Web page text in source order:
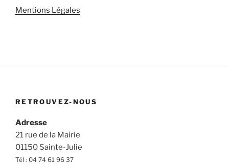
Mentions Légales
RETROUVEZ-NOUS
Adresse
21 rue de la Mairie
01150 Sainte-Julie
Tél : 04 74 61 96 37